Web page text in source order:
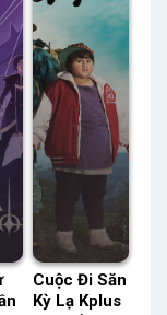
Cuộc Đi Săn
Kỳ Lạ Kplus